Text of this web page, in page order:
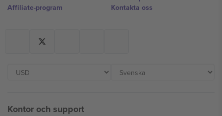
Affiliate-program
Kontakta oss
Kontor och support